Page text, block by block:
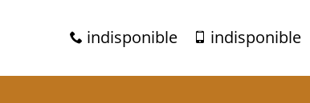
indisponible indisponible